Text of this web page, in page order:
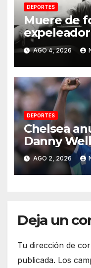
DEPORTES
Muere de
expeleador
investigan
AGO 4, 2026
DEPORTES
Chelsea
Danny
próxima
Premier
AGO 2, 2026
Deja un
Tu dirección de
publicada. Los